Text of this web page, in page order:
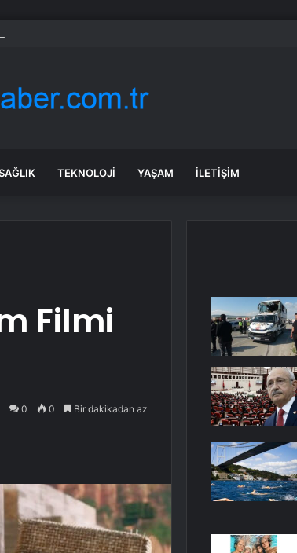
TBMM’ye gönderildi
TEKNOLOJI YAŞAM İLETIŞIM
Filmi
0 0 Bir dakikadan az